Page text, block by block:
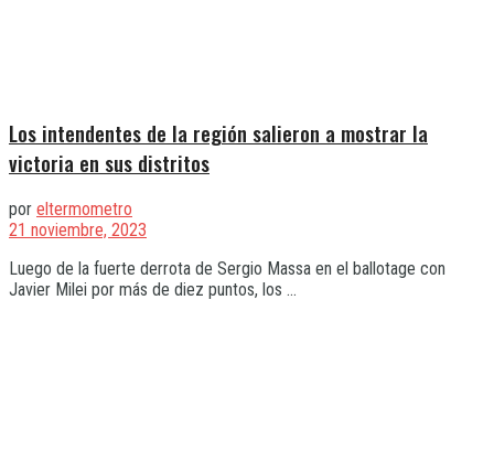
Los intendentes de la región salieron a mostrar la
victoria en sus distritos
por eltermometro
21 noviembre, 2023
Luego de la fuerte derrota de Sergio Massa en el ballotage con
Javier Milei por más de diez puntos, los ...